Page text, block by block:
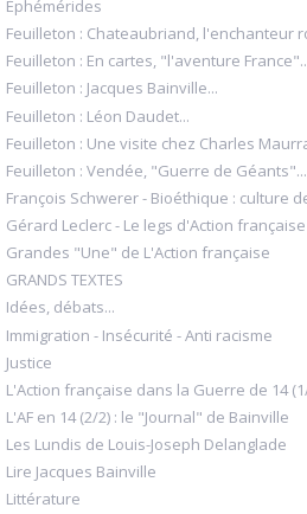
Éphémérides
Feuilleton : Chateaubriand, l'enchanteur
Feuilleton : En cartes, "l'aventure
Feuilleton : Jacques Bainville...
Feuilleton : Léon Daudet...
Feuilleton : Une visite chez Charles
Feuilleton : Vendée, "Guerre de Géants"...
François Schwerer - Bioéthique : culture
Gérard Leclerc - Le legs d'Action française
Grandes "Une" de L'Action française
GRANDS TEXTES
Idées, débats...
Immigration - Insécurité - Anti racisme
Justice
L'Action française dans la Guerre de 14
L'AF en 14 (2/2) : le "Journal" de Bainville
Les Lundis de Louis-Joseph Delanglade
Lire Jacques Bainville
Littérature